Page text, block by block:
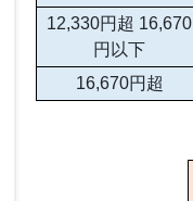
12,330円超 16,670
円以下
16,670円超